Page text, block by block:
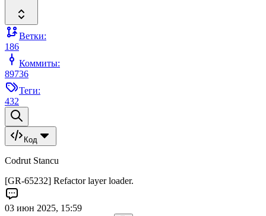
Ветки:
186
Коммиты:
89736
Теги:
432
Код
Codrut Stancu
[GR-65232] Refactor layer loader.
03 июн 2025, 15:59